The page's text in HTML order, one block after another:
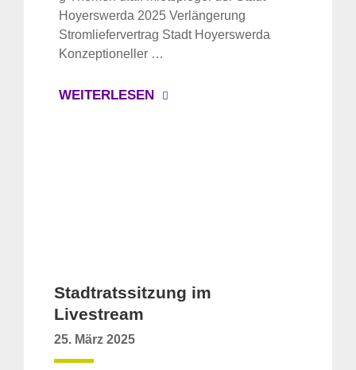
Hoyerswerda 2025 Verlängerung
Stromliefervertrag Stadt Hoyerswerda
Konzeptioneller …
WEITERLESEN
Stadtratssitzung im
Livestream
25. März 2025